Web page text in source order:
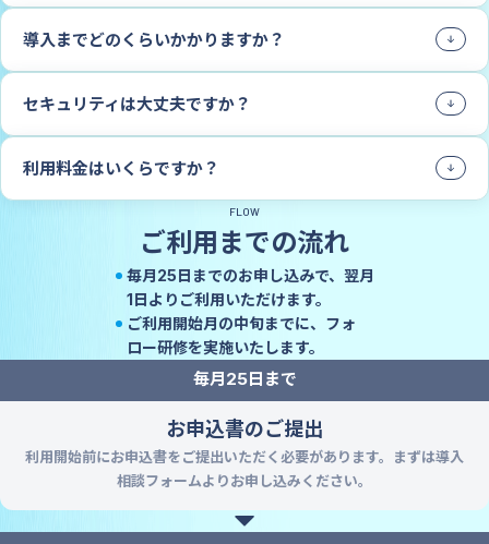
導入までどのくらいかかりますか？
セキュリティは大丈夫ですか？
利用料金はいくらですか？
FLOW
ご利用までの流れ
毎月25日までのお申し込みで、 翌月
1日よりご利用いただけます。
ご利用開始月の中旬までに、 フォ
ロー研修を実施いたします。
毎月25日まで
お申込書のご提出
利用開始前にお申込書をご提出いただく必要があります。まずは導入
相談フォームよりお申し込みください。